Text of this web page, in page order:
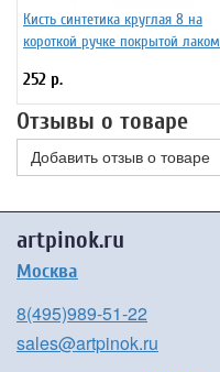
Кисть синтетика круглая 8 на
короткой ручке покрытой лаком
252 р.
Отзывы о товаре
Добавить отзыв о товаре
artpinok.ru
Москва
8(495)989-51-22
sales@artpinok.ru